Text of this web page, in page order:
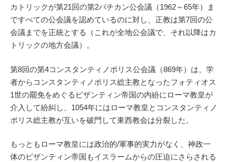
カトリックが第21回の第2バチカン公会議（1962～65年）ま
ですべての公会議を認めているのに対し、正教は第7回の公
会議までを正統とする（これが全地公会議で、それ以降はカ
トリックの地方会議）。
第8回の第4コンスタンティノポリス公会議（869年）は、学
者からコンスタンティノポリス総主教となったフォティオス
1世の罷免をめぐるビザンティン帝国の内紛にローマ教皇が
介入して紛糾し、1054年にはローマ教皇とコンスタンティノ
ポリス総主教が互いを破門して東西教会は分裂した。
もっともローマ教皇には政治的/軍事的実力がなく、神政一
体のビザンティン帝国もイスラームからの圧迫にさらされる